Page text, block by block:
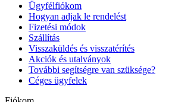
Ügyfélfiókom
Hogyan adjak le rendelést
Fizetési módok
Szállítás
Visszaküldés és visszatérítés
Akciók és utalványok
További segítségre van szüksége?
Céges ügyfelek